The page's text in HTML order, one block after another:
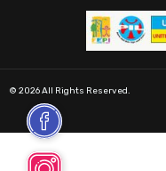
© 2026 All Rights Reserved.